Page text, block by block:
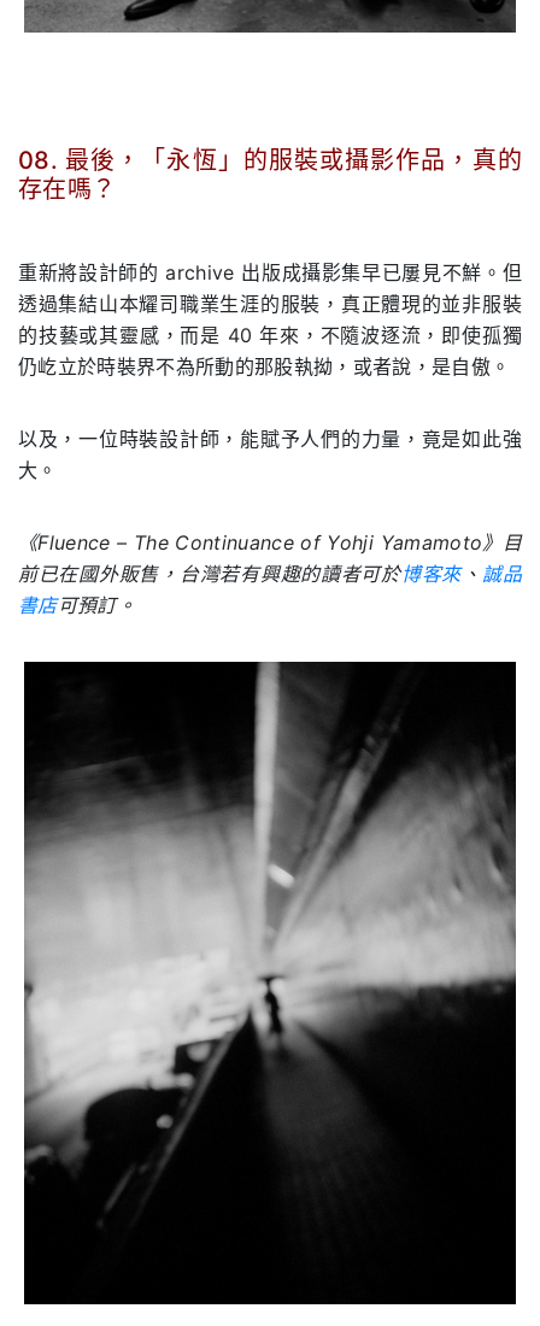
08. 最後，「永恆」的服裝或攝影作品，真的
存在嗎？
重新將設計師的 archive 出版成攝影集早已屢見不鮮。但
透過集結山本耀司職業生涯的服裝，真正體現的並非服裝
的技藝或其靈感，而是 40 年來，不隨波逐流，即使孤獨
仍屹立於時裝界不為所動的那股執拗，或者說，是自傲。
以及，一位時裝設計師，能賦予人們的力量，竟是如此強
大。
《Fluence – The Continuance of Yohji Yamamoto》目
前已在國外販售，台灣若有興趣的讀者可於博客來、 誠品
書店可預訂。